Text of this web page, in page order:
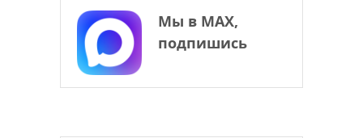
Мы в МАХ,
подпишись